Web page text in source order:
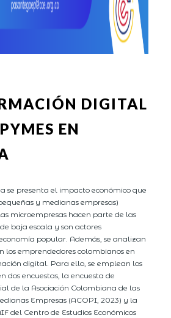
DIGITAL
EN
se presenta el impacto económico que
y medianas empresas)
microempresas hacen parte de las
baja escala y son actores
popular. Además, se analizan
los emprendedores colombianos en
digital. Para ello, se emplean los
dos encuestas, la encuesta de
de la Asociación Colombiana de las
Empresas (ACOPI, 2023) y la
del Centro de Estudios Económicos